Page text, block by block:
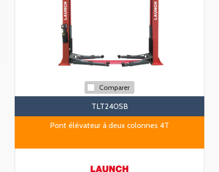
Comparer
TLT240SB
Pont élévateur à deux colonnes 4T